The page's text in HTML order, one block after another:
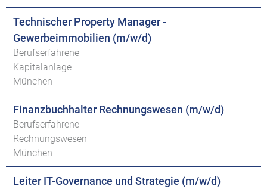
Technischer Property Manager -
Gewerbeimmobilien (m/w/d)
Berufserfahrene
Kapitalanlage
München
Finanzbuchhalter Rechnungswesen (m/w/d)
Berufserfahrene
Rechnungswesen
München
Leiter IT-Governance und Strategie (m/w/d)